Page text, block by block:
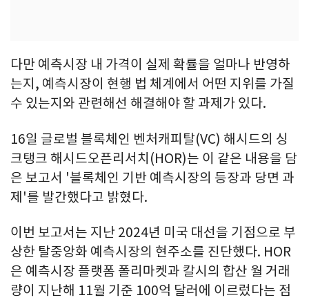
다만 예측시장 내 가격이 실제 확률을 얼마나 반영하
는지, 예측시장이 현행 법 체계에서 어떤 지위를 가질
수 있는지와 관련해선 해결해야 할 과제가 있다.
16일 글로벌 블록체인 벤처캐피탈(VC) 해시드의 싱
크탱크 해시드오픈리서치(HOR)는 이 같은 내용을 담
은 보고서 '블록체인 기반 예측시장의 등장과 당면 과
제'를 발간했다고 밝혔다.
이번 보고서는 지난 2024년 미국 대선을 기점으로 부
상한 탈중앙화 예측시장의 현주소를 진단했다. HOR
은 예측시장 플랫폼 폴리마켓과 칼시의 합산 월 거래
량이 지난해 11월 기준 100억 달러에 이르렀다는 점